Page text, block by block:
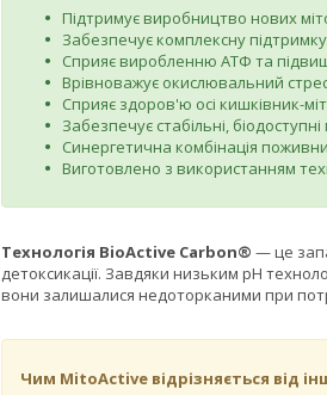
Підтримує виробництво нових
Забезпечує комплексну
Сприяє виробленню АТФ та
Врівноважує окислювальний
Сприяє здоров'ю осі кишківник-
Забезпечує стабільні,
Синергетична комбінація
Виготовлено з використанням
Технологія BioActive Carbon® — це
детоксикації. Завдяки низьким pH
вони залишалися недоторканими при
Чим MitoActive відрізняється від